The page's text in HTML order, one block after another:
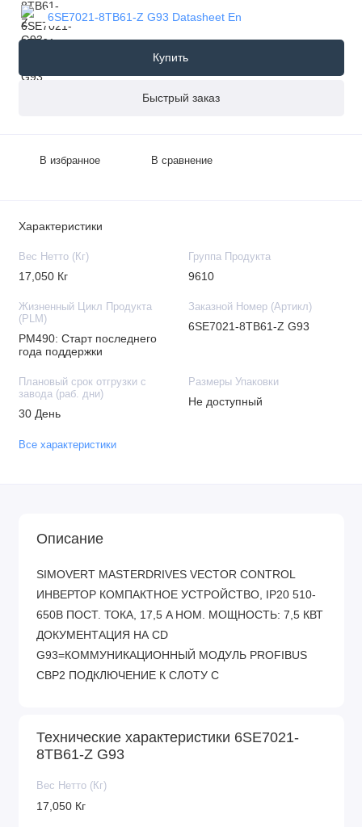
6SE7021-8TB61-Z G93 Datasheet En
Купить
Быстрый заказ
В избранное В сравнение
Характеристики
Вес Нетто (Кг)
17,050 Кг
Группа Продукта
9610
Жизненный Цикл Продукта
(PLM)
PM490: Старт последнего
года поддержки
Заказной Номер (Артикл)
6SE7021-8TB61-Z G93
Плановый срок отгрузки с
завода (раб. дни)
30 День
Размеры Упаковки
Не доступный
Все характеристики
Описание
SIMOVERT MASTERDRIVES VECTOR CONTROL
ИНВЕРТОР КОМПАКТНОЕ УСТРОЙСТВО, IP20 510-
650В ПОСТ. ТОКА, 17,5 A НОМ. МОЩНОСТЬ: 7,5 КВТ
ДОКУМЕНТАЦИЯ НА CD
G93=КОММУНИКАЦИОННЫЙ МОДУЛЬ PROFIBUS
CBP2 ПОДКЛЮЧЕНИЕ К СЛОТУ C
Технические характеристики 6SE7021-
8TB61-Z G93
Вес Нетто (Кг)
17,050 Кг